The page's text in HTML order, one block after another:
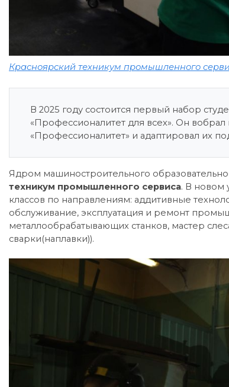
Красноярский техникум промышленного
В 2025 году состоится первый набор
«Профессионалитет для всех». Он
«Профессионалитет» и адаптировал их
Ядром машиностроительного
техникум промышленного сервиса. В новом
классов по направлениям: аддитивные
обслуживание, эксплуатация и ремонт
металлообрабатывающих станков, мастер
сварки(наплавки)).